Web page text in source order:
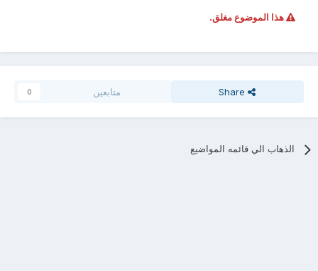
هذا الموضوع مغلق.
Share متابعين 0
الذهاب الي قائمه المواضيع